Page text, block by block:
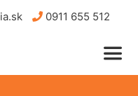
0911 655 512